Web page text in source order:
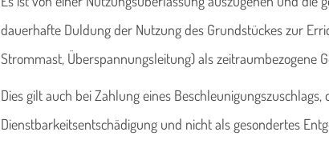
dauerhafte Duldung der Nutzung des Grundstückes zur
Strommast, Überspannungsleitung) als zeitraumbezogene
Dies gilt auch bei Zahlung eines
Dienstbarkeitsentschädigung und nicht als gesondertes